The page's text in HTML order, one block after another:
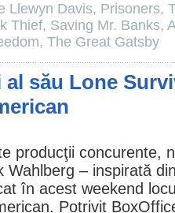
Llewyn Davis, Prisoners,
Thief, Saving Mr. Banks,
, The Great Gatsby
al său Lone
producţii concurente,
Wahlberg – inspirată
în acest weekend
Potrivit